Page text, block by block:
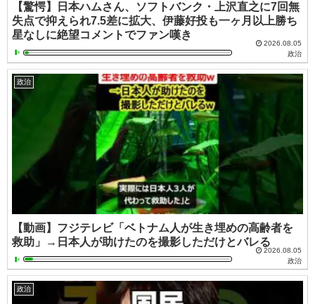
【驚愕】日本ハムさん、ソフトバンク・上沢直之に7回無
失点で抑えられ7.5差に拡大、伊藤好投も一ヶ月以上勝ち
星なしに絶望コメントでファン嘆き
2026.08.05
政治
政治
【動画】フジテレビ「ベトナム人が生き埋めの高齢者を
救助」→日本人が助けたのを撮影しただけとバレる
2026.08.05
政治
政治